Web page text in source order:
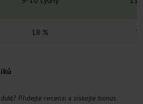
18 %
Přidejte recenzi a získejte bonus.